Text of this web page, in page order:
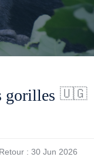
gorilles 🇺🇬
Retour : 30 Jun 2026